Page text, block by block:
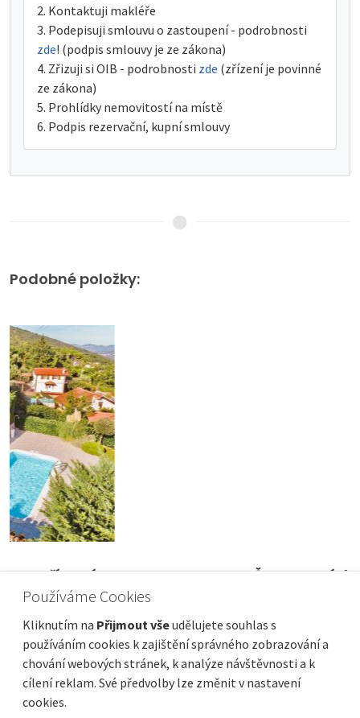
Kontaktuji makléře
Podepisuji smlouvu o zastoupení - podrobnosti
zde! (podpis smlouvy je ze zákona)
Zřizuji si OIB - podrobnosti zde (zřízení je povinné
ze zákona)
Prohlídky nemovitostí na místě
Podpis rezervační, kupní smlouvy
Podobné položky:
ISTRIE, POREČ - Luxusní dům s bazénem na
výborném místě
Cena2 000 000 € Vzdálenost od moře
400 m
Plocha celkem
242 m² Obec, část obce
Poreč
Používáme Cookies
Kliknutím na Přijmout všeudělujete souhlas s
používáním cookies k zajištění správného zobrazování a
chování webových stránek, k analýze návštěvnosti a k
cílení reklam. Své předvolby lze změnit v nastavení
cookies.